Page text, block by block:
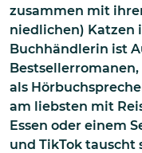
zusammen mit
niedlichen) Katzen
Buchhändlerin ist
als
am liebsten mit
Essen oder einem
und TikTok tauscht